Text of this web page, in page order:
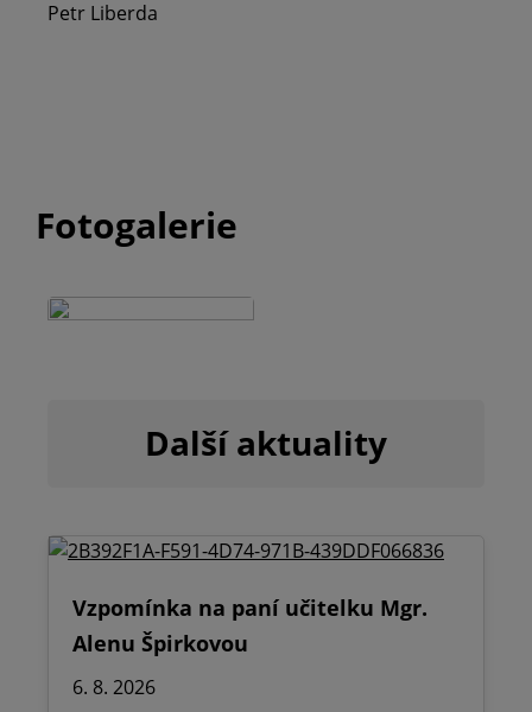
Petr Liberda
Fotogalerie
Další aktuality
Vzpomínka na paní učitelku Mgr.
Alenu Špirkovou
6. 8. 2026